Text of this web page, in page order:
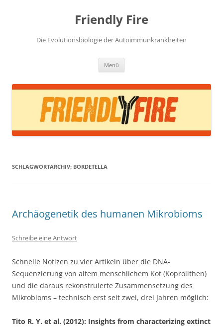
Friendly Fire
Die Evolutionsbiologie der Autoimmunkrankheiten
Menü
SCHLAGWORTARCHIV: BORDETELLA
Archäogenetik des humanen Mikrobioms
Schreibe eine Antwort
Schnelle Notizen zu vier Artikeln über die DNA-
Sequenzierung von altem menschlichem Kot (Koprolithen)
und die daraus rekonstruierte Zusammensetzung des
Mikrobioms – technisch erst seit zwei, drei Jahren möglich:
Tito R. Y. et al. (2012): Insights from characterizing extinct